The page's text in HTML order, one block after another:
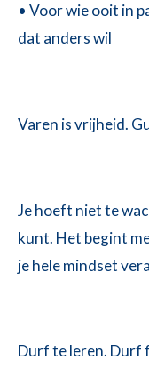
• Voor wie ooit in
dat anders wil
Varen is vrijheid.
Je hoeft niet te
kunt. Het begint
je hele mindset
Durf te leren. Durf